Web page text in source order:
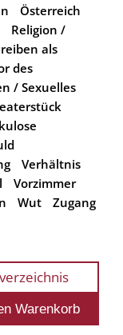
Österreich
Religion /
als
des
/ Sexuelles
Verhältnis
Vorzimmer
Wut
Zugang